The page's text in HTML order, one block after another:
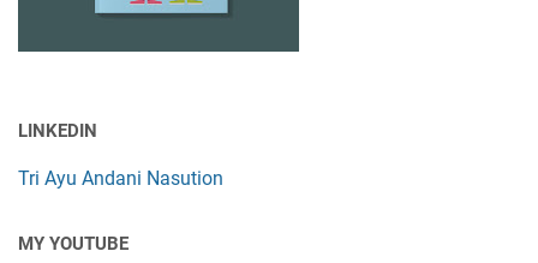
LINKEDIN
Tri Ayu Andani Nasution
MY YOUTUBE